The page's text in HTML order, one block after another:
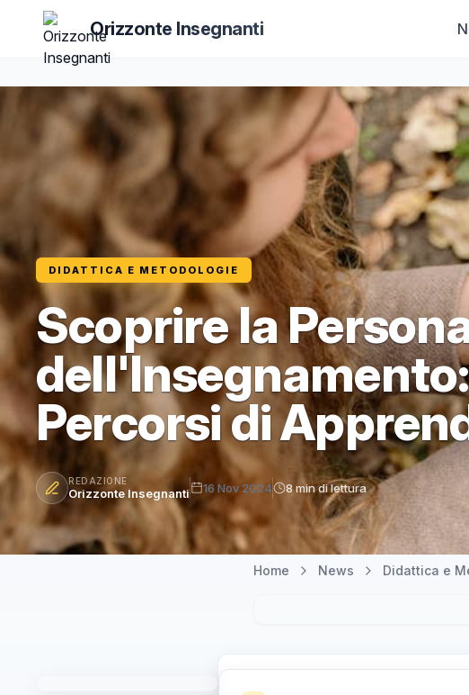
Orizzonte Insegnanti
DIDATTICA E METODOLOGIE
Scoprire la
Percorsi di
REDAZIONE
Orizzonte Insegnanti 16 Nov 2024 8 min di lettura
Home News Didattica e